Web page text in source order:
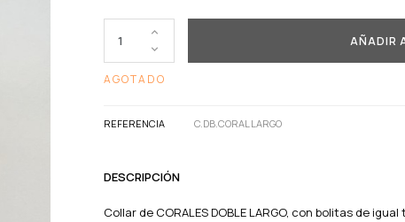
AÑADIR
AGOTADO
REFERENCIA C.DB.CORAL LARGO
DESCRIPCIÓN
Collar de CORALES DOBLE LARGO, con bolitas de